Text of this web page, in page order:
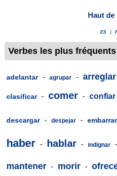
Haut de
ES
Verbes les plus fréquents
adelantar - agrupar - arreglar
clasificar - comer - confiar
descargar - despejar - embarrar
haber - hablar - indignar -
mantener - morir -